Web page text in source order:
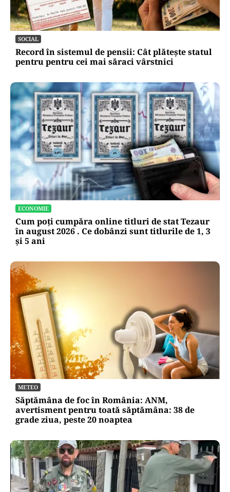
SOCIAL
Record în sistemul de pensii: Cât plătește statul
pentru pentru cei mai săraci vârstnici
ECONOMIE
Cum poți cumpăra online titluri de stat Tezaur
în august 2026 . Ce dobânzi sunt titlurile de 1, 3
și 5 ani
METEO
Săptămâna de foc în România: ANM,
avertisment pentru toată săptămâna: 38 de
grade ziua, peste 20 noaptea